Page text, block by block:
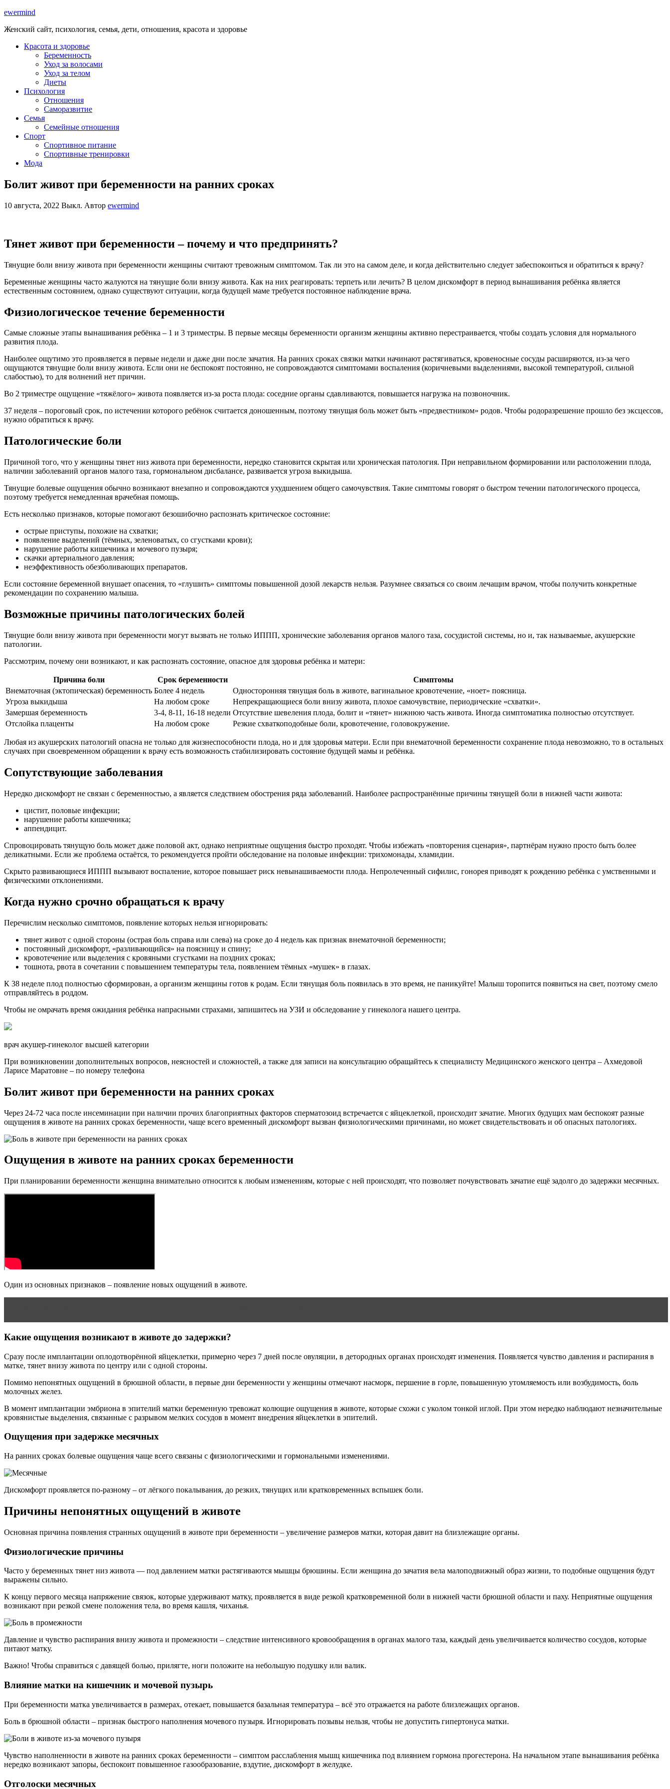
ewermind
Женский сайт, психология, семья, дети, отношения, красота и здоровье
Красота и здоровье
Беременность
Уход за волосами
Уход за телом
Диеты
Психология
Отношения
Саморазвитие
Семья
Семейные отношения
Спорт
Спортивное питание
Спортивные тренировки
Мода
Болит живот при беременности на ранних сроках
10 августа, 2022 Выкл. Автор ewermind
Тянет живот при беременности – почему и что предпринять?
Тянущие боли внизу живота при беременности женщины считают тревожным симптомом. Так ли это на самом деле, и когда действительно следует забеспокоиться и обратиться к врачу?
Беременные женщины часто жалуются на тянущие боли внизу живота. Как на них реагировать: терпеть или лечить? В целом дискомфорт в период вынашивания ребёнка является
естественным состоянием, однако существуют ситуации, когда будущей маме требуется постоянное наблюдение врача.
Физиологическое течение беременности
Самые сложные этапы вынашивания ребёнка – 1 и 3 триместры. В первые месяцы беременности организм женщины активно перестраивается, чтобы создать условия для нормального
развития плода.
Наиболее ощутимо это проявляется в первые недели и даже дни после зачатия. На ранних сроках связки матки начинают растягиваться, кровеносные сосуды расширяются, из-за чего
ощущаются тянущие боли внизу живота. Если они не беспокоят постоянно, не сопровождаются симптомами воспаления (коричневыми выделениями, высокой температурой, сильной
слабостью), то для волнений нет причин.
Во 2 триместре ощущение «тяжёлого» живота появляется из-за роста плода: соседние органы сдавливаются, повышается нагрузка на позвоночник.
37 неделя – пороговый срок, по истечении которого ребёнок считается доношенным, поэтому тянущая боль может быть «предвестником» родов. Чтобы родоразрешение прошло без эксцессов,
нужно обратиться к врачу.
Патологические боли
Причиной того, что у женщины тянет низ живота при беременности, нередко становится скрытая или хроническая патология. При неправильном формировании или расположении плода,
наличии заболеваний органов малого таза, гормональном дисбалансе, развивается угроза выкидыша.
Тянущие болевые ощущения обычно возникают внезапно и сопровождаются ухудшением общего самочувствия. Такие симптомы говорят о быстром течении патологического процесса,
поэтому требуется немедленная врачебная помощь.
Есть несколько признаков, которые помогают безошибочно распознать критическое состояние:
острые приступы, похожие на схватки;
появление выделений (тёмных, зеленоватых, со сгустками крови);
нарушение работы кишечника и мочевого пузыря;
скачки артериального давления;
неэффективность обезболивающих препаратов.
Если состояние беременной внушает опасения, то «глушить» симптомы повышенной дозой лекарств нельзя. Разумнее связаться со своим лечащим врачом, чтобы получить конкретные
рекомендации по сохранению малыша.
Возможные причины патологических болей
Тянущие боли внизу живота при беременности могут вызвать не только ИППП, хронические заболевания органов малого таза, сосудистой системы, но и, так называемые, акушерские
патологии.
Рассмотрим, почему они возникают, и как распознать состояние, опасное для здоровья ребёнка и матери:
Причина боли Срок беременности
Симптомы
Внематочная (эктопическая) беременность Более 4 недель
Односторонняя тянущая боль в животе, вагинальное кровотечение, «ноет» поясница.
Угроза выкидыша
На любом сроке
Непрекращающиеся боли внизу живота, плохое самочувствие, периодические «схватки».
Замершая беременность
3-4, 8-11, 16-18 недели Отсутствие шевеления плода, болит и «тянет» нижнюю часть живота. Иногда симптоматика полностью отсутствует.
Отслойка плаценты
На любом сроке Резкие схваткоподобные боли, кровотечение, головокружение.
Любая из акушерских патологий опасна не только для жизнеспособности плода, но и для здоровья матери. Если при внематочной беременности сохранение плода невозможно, то в остальных
случаях при своевременном обращении к врачу есть возможность стабилизировать состояние будущей мамы и ребёнка.
Сопутствующие заболевания
Нередко дискомфорт не связан с беременностью, а является следствием обострения ряда заболеваний. Наиболее распространённые причины тянущей боли в нижней части живота:
цистит, половые инфекции;
нарушение работы кишечника;
аппендицит.
Спровоцировать тянущую боль может даже половой акт, однако неприятные ощущения быстро проходят. Чтобы избежать «повторения сценария», партнёрам нужно просто быть более
деликатными. Если же проблема остаётся, то рекомендуется пройти обследование на половые инфекции: трихомонады, хламидии.
Скрыто развивающиеся ИППП вызывают воспаление, которое повышает риск невынашиваемости плода. Непролеченный сифилис, гонорея приводят к рождению ребёнка с умственными и
физическими отклонениями.
Когда нужно срочно обращаться к врачу
Перечислим несколько симптомов, появление которых нельзя игнорировать:
тянет живот с одной стороны (острая боль справа или слева) на сроке до 4 недель как признак внематочной беременности;
постоянный дискомфорт, «разливающийся» на поясницу и спину;
кровотечение или выделения с кровяными сгустками на поздних сроках;
тошнота, рвота в сочетании с повышением температуры тела, появлением тёмных «мушек» в глазах.
К 38 неделе плод полностью сформирован, а организм женщины готов к родам. Если тянущая боль появилась в это время, не паникуйте! Малыш торопится появиться на свет, поэтому смело
отправляйтесь в роддом.
Чтобы не омрачать время ожидания ребёнка напрасными страхами, запишитесь на УЗИ и обследование у гинеколога нашего центра.
врач акушер-гинеколог высшей категории
При возникновении дополнительных вопросов, неясностей и сложностей, а также для записи на консультацию обращайтесь к специалисту Медицинского женского центра – Ахмедовой
Ларисе Маратовне – по номеру телефона
Болит живот при беременности на ранних сроках
Через 24-72 часа после инсеминации при наличии прочих благоприятных факторов сперматозоид встречается с яйцеклеткой, происходит зачатие. Многих будущих мам беспокоят разные
ощущения в животе на ранних сроках беременности, чаще всего временный дискомфорт вызван физиологическими причинами, но может свидетельствовать и об опасных патологиях.
Ощущения в животе на ранних сроках беременности
При планировании беременности женщина внимательно относится к любым изменениям, которые с ней происходят, что позволяет почувствовать зачатие ещё задолго до задержки месячных.
Один из основных признаков – появление новых ощущений в животе.
Какие ощущения возникают в животе до задержки?
Сразу после имплантации оплодотворённой яйцеклетки, примерно через 7 дней после овуляции, в детородных органах происходят изменения. Появляется чувство давления и распирания в
матке, тянет внизу живота по центру или с одной стороны.
Помимо непонятных ощущений в брюшной области, в первые дни беременности у женщины отмечают насморк, першение в горле, повышенную утомляемость или возбудимость, боль
молочных желез.
В момент имплантации эмбриона в эпителий матки беременную тревожат колющие ощущения в животе, которые схожи с уколом тонкой иглой. При этом нередко наблюдают незначительные
кровянистые выделения, связанные с разрывом мелких сосудов в момент внедрения яйцеклетки в эпителий.
Ощущения при задержке месячных
На ранних сроках болевые ощущения чаще всего связаны с физиологическими и гормональными изменениями.
Дискомфорт проявляется по-разному – от лёгкого покалывания, до резких, тянущих или кратковременных вспышек боли.
Причины непонятных ощущений в животе
Основная причина появления странных ощущений в животе при беременности – увеличение размеров матки, которая давит на близлежащие органы.
Физиологические причины
Часто у беременных тянет низ живота — под давлением матки растягиваются мышцы брюшины. Если женщина до зачатия вела малоподвижный образ жизни, то подобные ощущения будут
выражены сильно.
К концу первого месяца напряжение связок, которые удерживают матку, проявляется в виде резкой кратковременной боли в нижней части брюшной области и паху. Неприятные ощущения
возникают при резкой смене положения тела, во время кашля, чиханья.
Давление и чувство распирания внизу живота и промежности – следствие интенсивного кровообращения в органах малого таза, каждый день увеличивается количество сосудов, которые
питают матку.
Важно! Чтобы справиться с давящей болью, прилягте, ноги положите на небольшую подушку или валик.
Влияние матки на кишечник и мочевой пузырь
При беременности матка увеличивается в размерах, отекает, повышается базальная температура – всё это отражается на работе близлежащих органов.
Боль в брюшной области – признак быстрого наполнения мочевого пузыря. Игнорировать позывы нельзя, чтобы не допустить гипертонуса матки.
Чувство наполненности в животе на ранних сроках беременности – симптом расслабления мышц кишечника под влиянием гормона прогестерона. На начальном этапе вынашивания ребёнка
нередко возникают запоры, беспокоит повышенное газообразование, вздутие, дискомфорт в желудке.
Отголоски месячных